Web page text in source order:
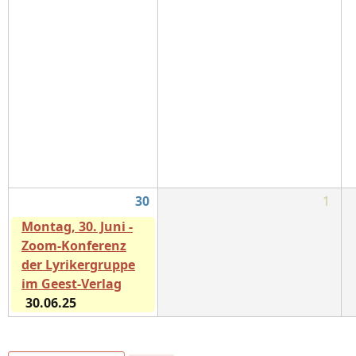
30
1
Montag, 30. Juni -
Zoom-Konferenz
der Lyrikergruppe
im Geest-Verlag
30.06.25